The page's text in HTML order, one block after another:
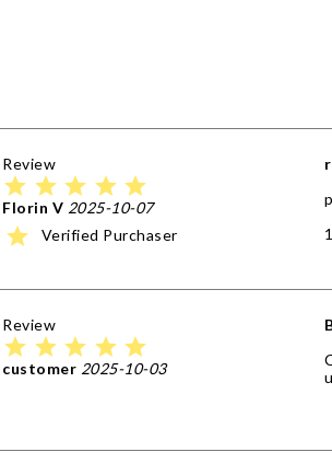
Review
star star star star star
Florin V 2025-10-07
star Verified Purchaser
Review
star star star star star
customer 2025-10-03